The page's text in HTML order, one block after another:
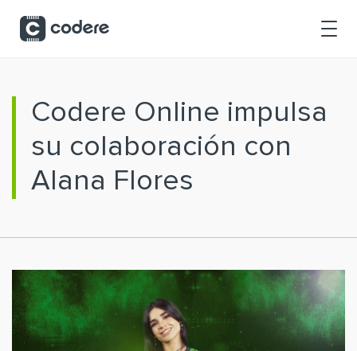
Codere Online impulsa
su colaboración con
Alana Flores